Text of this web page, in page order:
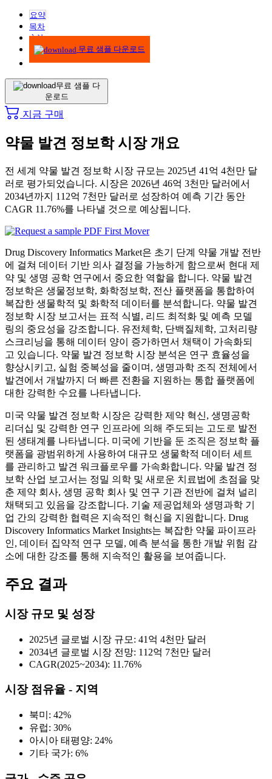
요약
목차
方法
무료 샘플 다운로드
무료 샘플 다
운로드
지금 구매
약물 발견 정보학 시장 개요
전 세계 약물 발견 정보학 시장 규모는 2025년 41억 4천만 달
러로 평가되었습니다. 시장은 2026년 46억 3천만 달러에서
2034년까지 112억 7천만 달러로 성장하여 예측 기간 동안
CAGR 11.76%를 나타낼 것으로 예상됩니다.
Drug Discovery Informatics Market은 초기 단계 약물 개발 전반
에 걸쳐 데이터 기반 의사 결정을 가능하게 함으로써 현대 제
약 및 생명 공학 연구에서 중요한 역할을 합니다. 약물 발견
정보학은 생물정보학, 화학정보학, 전산 플랫폼을 통합하여
복잡한 생물학적 및 화학적 데이터를 분석합니다. 약물 발견
정보학 시장 보고서는 표적 식별, 리드 최적화 및 예측 모델
링의 중요성을 강조합니다. 유전체학, 단백질체학, 고처리량
스크리닝을 통해 데이터 양이 증가하면서 채택이 가속화되
고 있습니다. 약물 발견 정보학 시장 분석은 연구 효율성을
향상시키고, 실험 중복성을 줄이며, 생명과학 조직 전체에서
발견에서 개발까지 더 빠른 전환을 지원하는 통합 플랫폼에
대한 강력한 수요를 나타냅니다.
미국 약물 발견 정보학 시장은 강력한 제약 혁신, 생명공학
리더십 및 강력한 연구 인프라에 의해 주도되는 고도로 발전
된 생태계를 나타냅니다. 미국에 기반을 둔 조직은 정보학 플
랫폼을 광범위하게 사용하여 대규모 생물학적 데이터 세트
를 관리하고 발견 워크플로우를 가속화합니다. 약물 발견 정
보학 산업 보고서는 정밀 의학 및 새로운 치료법에 초점을 맞
춘 제약 회사, 생명 공학 회사 및 연구 기관 전반에 걸쳐 널리
채택되고 있음을 강조합니다. 기술 제공업체와 생명과학 기
업 간의 강력한 협력은 지속적인 혁신을 지원합니다. Drug
Discovery Informatics Market Insights는 복잡한 약물 파이프라
인, 데이터 집약적 연구 모델, 예측 분석을 통한 개발 위험 감
소에 대한 강조를 통해 지속적인 활용을 보여줍니다.
주요 결과
시장 규모 및 성장
2025년 글로벌 시장 규모: 41억 4천만 달러
2034년 글로벌 시장 전망: 112억 7천만 달러
CAGR(2025~2034): 11.76%
시장 점유율 - 지역
북미: 42%
유럽: 30%
아시아 태평양: 24%
기타 국가: 6%